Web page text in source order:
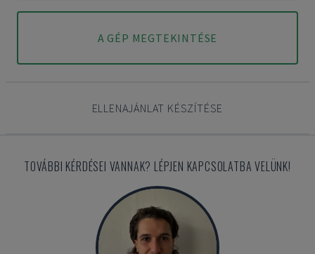
A GÉP MEGTEKINTÉSE
ELLENAJÁNLAT KÉSZÍTÉSE
TOVÁBBI KÉRDÉSEI VANNAK? LÉPJEN KAPCSOLATBA VELÜNK!